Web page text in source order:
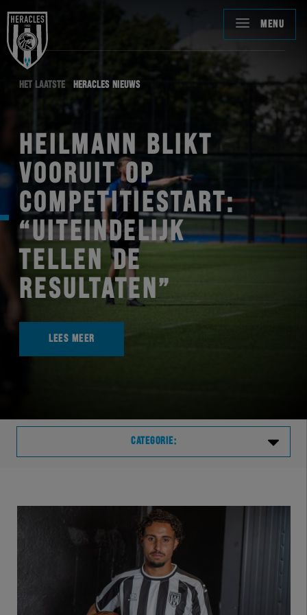
MENU
HET LAATSTE HERACLES NIEUWS
HEILMANN BLIKT
VOORUIT OP
COMPETITIESTART:
“UITEINDELIJK
TELLEN DE
RESULTATEN”
LEES MEER
CATEGORIE: